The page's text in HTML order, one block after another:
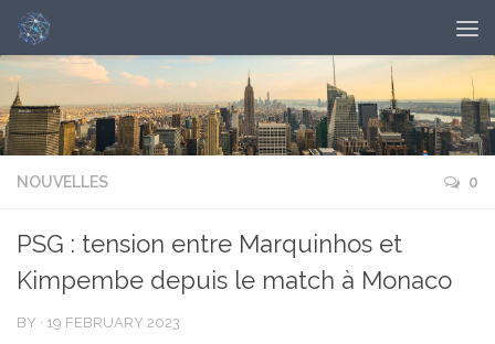
NOUVELLES 0
PSG : tension entre Marquinhos et
Kimpembe depuis le match à Monaco
BY · 19 FEBRUARY 2023